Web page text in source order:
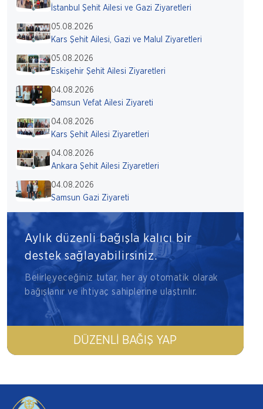
İstanbul Şehit Ailesi ve Gazi Ziyaretleri
05.08.2026
Kars Şehit Ailesi, Gazi ve Malul Ziyaretleri
05.08.2026
Eskişehir Şehit Ailesi Ziyaretleri
04.08.2026
Samsun Vefat Ailesi Ziyareti
04.08.2026
Kars Şehit Ailesi Ziyaretleri
04.08.2026
Ankara Şehit Ailesi Ziyaretleri
04.08.2026
Samsun Gazi Ziyareti
Aylık düzenli bağışla kalıcı bir
destek sağlayabilirsiniz.
Belirleyeceğiniz tutar, her ay otomatik olarak
bağışlanır ve ihtiyaç sahiplerine ulaştırılır.
DÜZENLI BAĞIŞ YAP